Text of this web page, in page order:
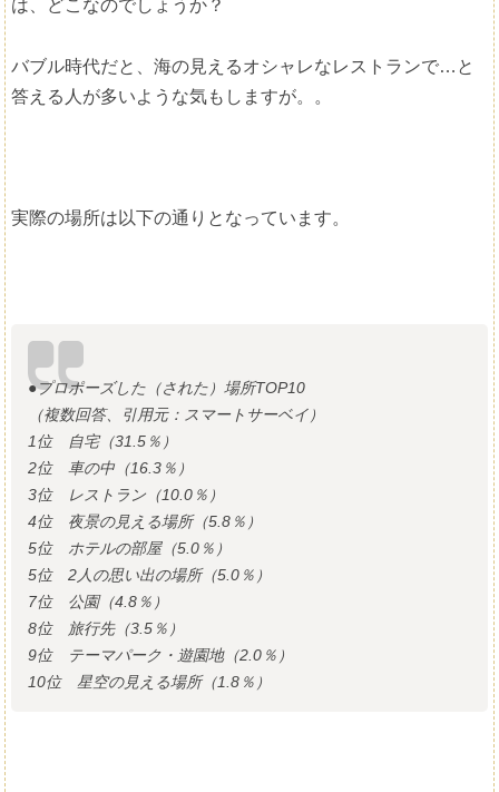
は、どこなのでしょうか？
バブル時代だと、海の見えるオシャレなレストランで…と
答える人が多いような気もしますが。。
実際の場所は以下の通りとなっています。
●プロポーズした（された）場所TOP10
（複数回答、引用元：スマートサーベイ）
1位 自宅（31.5％）
2位 車の中（16.3％）
3位 レストラン（10.0％）
4位 夜景の見える場所（5.8％）
5位 ホテルの部屋（5.0％）
5位 2人の思い出の場所（5.0％）
7位 公園（4.8％）
8位 旅行先（3.5％）
9位 テーマパーク・遊園地（2.0％）
10位 星空の見える場所（1.8％）